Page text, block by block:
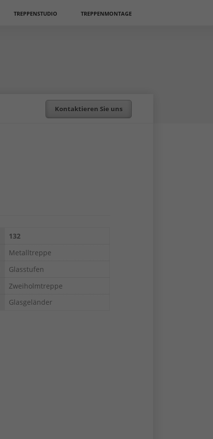
TREPPENSTUDIO TREPPENMONTAGE
Kontaktieren Sie uns
132
Metalltreppe
Glasstufen
Zweiholmtreppe
Glasgeländer